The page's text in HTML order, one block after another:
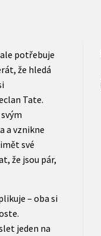
potřebuje
že hledá
Tate.
a vznikne
své
že jsou pár,
– oba si
jeden na